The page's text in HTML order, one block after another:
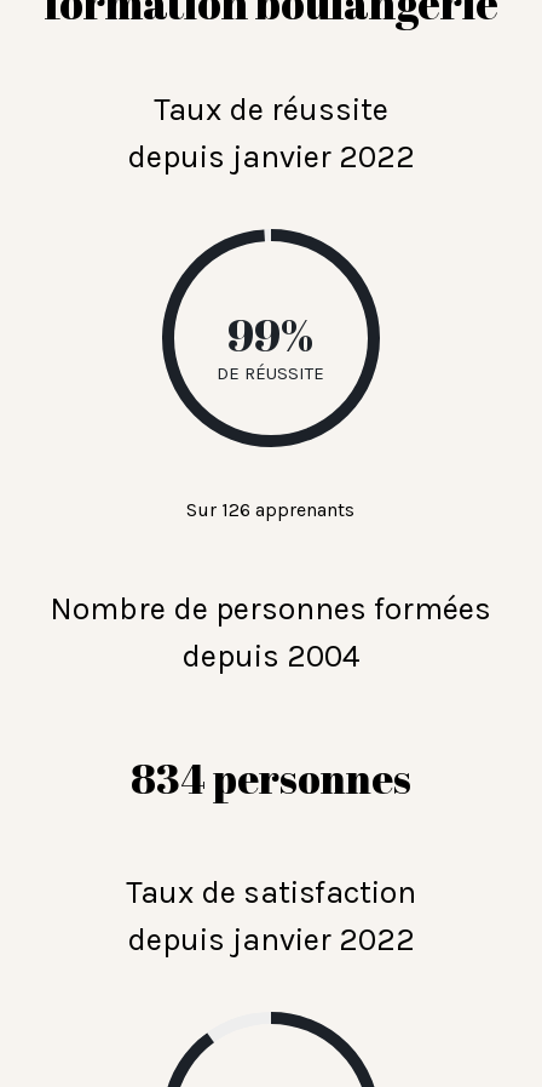
Taux de réussite
depuis janvier 2022
99%
de réussite
Sur 126 apprenants
Nombre de personnes formées
depuis 2004
834 personnes
Taux de satisfaction
depuis janvier 2022